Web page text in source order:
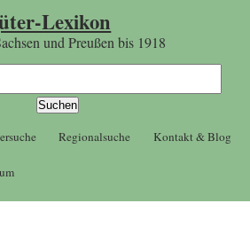
Lexikon
und Preußen bis 1918
Regionalsuche Kontakt & Blog